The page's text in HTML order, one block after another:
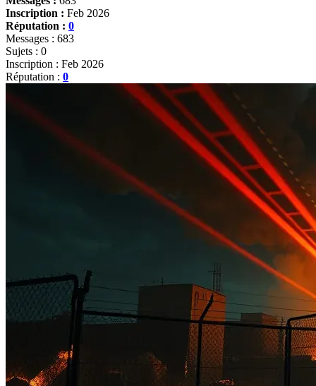
Inscription : Feb 2026
Réputation : 0
Messages : 683
Sujets : 0
Inscription : Feb 2026
Réputation : 0